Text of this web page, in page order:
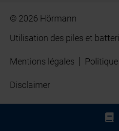
© 2026 Hörmann
Utilisation des piles et
Mentions légales
Disclaimer